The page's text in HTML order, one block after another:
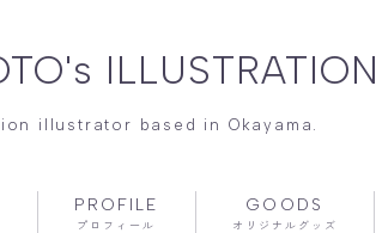
ILLUSTRATION
illustrator based in Okayama.
PROFILE
プロフィール
GOODS
オリジナルグッズ